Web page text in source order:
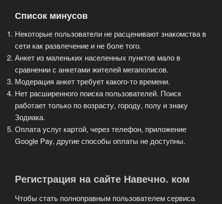
Список минусов
Некоторые пользователи не расценивают знакомства в
сети как развлечение и не боле того.
Анкет из маленьких населенных пунктов мало в
сравнении с анкетами жителей мегаполисов.
Модерация анкет требует какого-то времени.
Нет расширенного поиска пользователей. Поиск
работает только по возрасту, городу, полу и знаку
Зодиака.
Оплата услуг картой, через телефон, приложение
Google Pay, другие способы оплаты не доступны.
Регистрация на сайте Навечно. ком
Чтобы стать полноправным пользователем сервиса